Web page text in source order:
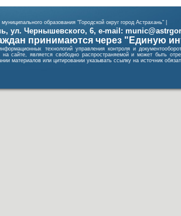
образования "Городской округ город Астрахань" |
ул. Чернышевского, 6, e-mail:
принимаются через "Единую
технологий управления контроля и
сайте, является свободно распространяемой и может быть
материалов или цитировании указывать ссылку на источник